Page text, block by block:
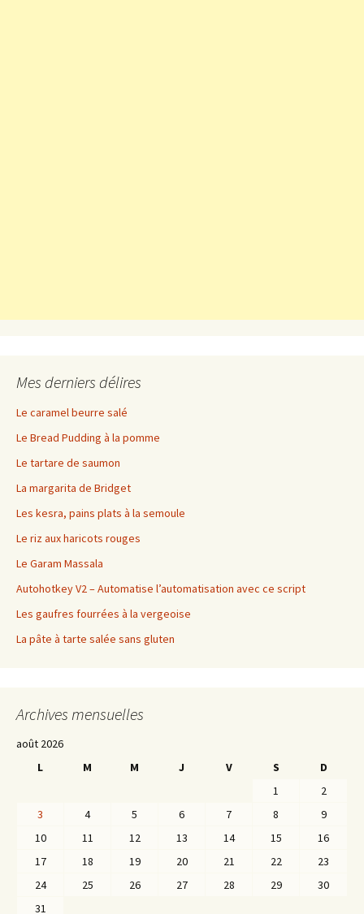
Mes derniers délires
Le caramel beurre salé
Le Bread Pudding à la pomme
Le tartare de saumon
La margarita de Bridget
Les kesra, pains plats à la semoule
Le riz aux haricots rouges
Le Garam Massala
Autohotkey V2 – Automatise l’automatisation avec ce script
Les gaufres fourrées à la vergeoise
La pâte à tarte salée sans gluten
Archives mensuelles
août 2026
L
M M J V S
D
1
2
3
4 5 6 7 8
9
10
11 12 13 14 15
16
17
18 19 20 21 22
23
24
25 26 27 28 29
30
31